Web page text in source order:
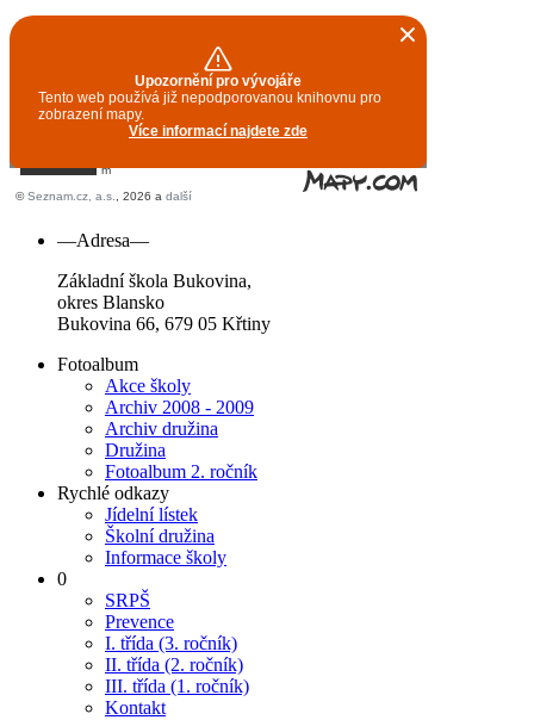
—Adresa—
Základní škola Bukovina,
okres Blansko
Bukovina 66, 679 05 Křtiny
Fotoalbum
Akce školy
Archiv 2008 - 2009
Archiv družina
Družina
Fotoalbum 2. ročník
Rychlé odkazy
Jídelní lístek
Školní družina
Informace školy
0
SRPŠ
Prevence
I. třída (3. ročník)
II. třída (2. ročník)
III. třída (1. ročník)
Kontakt